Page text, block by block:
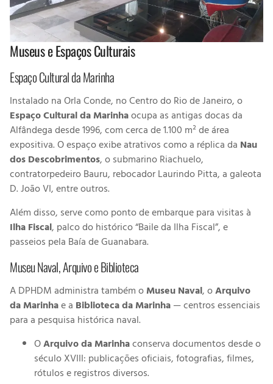
Museus e Espaços Culturais
Espaço Cultural da Marinha
Instalado na Orla Conde, no Centro do Rio de Janeiro, o
Espaço Cultural da Marinhaocupa as antigas docas da
Alfândega desde 1996, com cerca de 1.100 m² de área
expositiva. O espaço exibe atrativos como a réplica da Nau
dos Descobrimentos, o submarino Riachuelo,
contratorpedeiro Bauru, rebocador Laurindo Pitta, a galeota
D. João VI, entre outros.
Além disso, serve como ponto de embarque para visitas à
Ilha Fiscal, palco do histórico “Baile da Ilha Fiscal”, e
passeios pela Baía de Guanabara.
Museu Naval, Arquivo e Biblioteca
A DPHDM administra também oMuseu Naval, oArquivo
da Marinhae a Biblioteca da Marinha— centros essenciais
para a pesquisa histórica naval.
OArquivo da Marinhaconserva documentos desde o
século XVIII: publicações oficiais, fotografias, filmes,
rótulos e registros diversos.